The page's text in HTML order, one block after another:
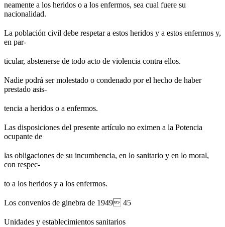
neamente a los heridos o a los enfermos, sea cual fuere su
nacionalidad.
La población civil debe respetar a estos heridos y a estos enfermos y,
en par-
ticular, abstenerse de todo acto de violencia contra ellos.
Nadie podrá ser molestado o condenado por el hecho de haber
prestado asis-
tencia a heridos o a enfermos.
Las disposiciones del presente artículo no eximen a la Potencia
ocupante de
las obligaciones de su incumbencia, en lo sanitario y en lo moral,
con respec-
to a los heridos y a los enfermos.
Los convenios de ginebra de 1949 45
Unidades y establecimientos sanitarios